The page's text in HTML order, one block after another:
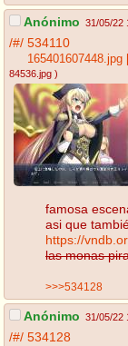
Anónimo 31/05/22
/#/ 534110
165401607448.jpg
84536.jpg )
famosa
asi que
https://
las monas
>>>534128
Anónimo 31/05/22
/#/ 534128